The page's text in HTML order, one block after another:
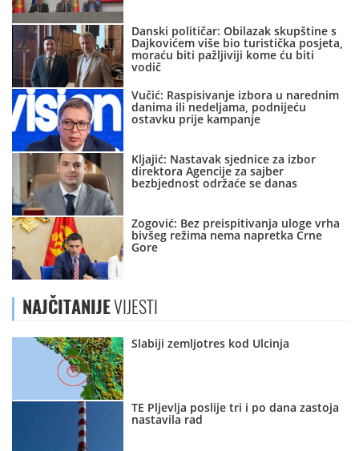
Danski političar: Obilazak skupštine s
Dajkovićem više bio turistička posjeta,
moraću biti pažljiviji kome ću biti
vodič
Vučić: Raspisivanje izbora u narednim
danima ili nedeljama, podnijeću
ostavku prije kampanje
Kljajić: Nastavak sjednice za izbor
direktora Agencije za sajber
bezbjednost održaće se danas
Zogović: Bez preispitivanja uloge vrha
bivšeg režima nema napretka Crne
Gore
NAJČITANIJEVIJESTI
Slabiji zemljotres kod Ulcinja
TE Pljevlja poslije tri i po dana zastoja
nastavila rad